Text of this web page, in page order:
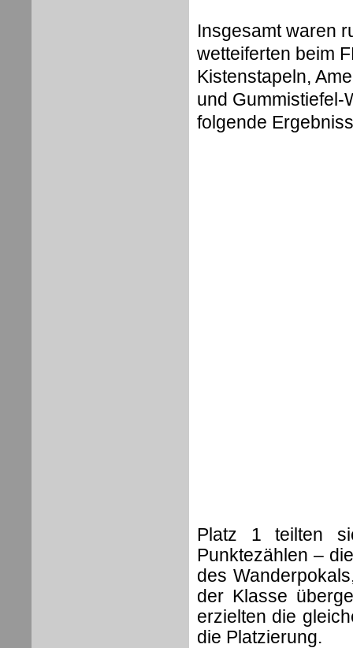
Insgesamt waren
wetteiferten beim
Kistenstapeln,
und Gummistiefel-
folgende
Platz 1 teilten
Punktezählen –
des
der Klasse
erzielten die
die Platzierung.